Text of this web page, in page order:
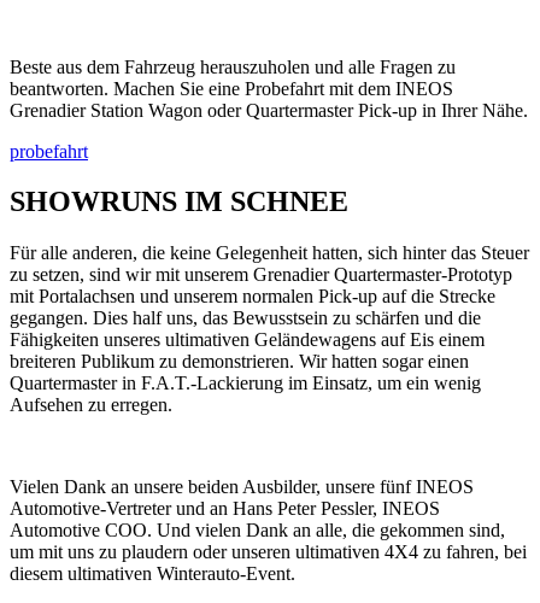
Beste aus dem Fahrzeug herauszuholen und alle Fragen zu
beantworten. Machen Sie eine Probefahrt mit dem INEOS
Grenadier Station Wagon oder Quartermaster Pick-up in Ihrer Nähe.
probefahrt
SHOWRUNS IM SCHNEE
Für alle anderen, die keine Gelegenheit hatten, sich hinter das Steuer
zu setzen, sind wir mit unserem Grenadier Quartermaster-Prototyp
mit Portalachsen und unserem normalen Pick-up auf die Strecke
gegangen. Dies half uns, das Bewusstsein zu schärfen und die
Fähigkeiten unseres ultimativen Geländewagens auf Eis einem
breiteren Publikum zu demonstrieren. Wir hatten sogar einen
Quartermaster in F.A.T.-Lackierung im Einsatz, um ein wenig
Aufsehen zu erregen.
Vielen Dank an unsere beiden Ausbilder, unsere fünf INEOS
Automotive-Vertreter und an Hans Peter Pessler, INEOS
Automotive COO. Und vielen Dank an alle, die gekommen sind,
um mit uns zu plaudern oder unseren ultimativen 4X4 zu fahren, bei
diesem ultimativen Winterauto-Event.